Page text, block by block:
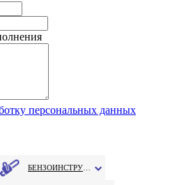
персональных данных